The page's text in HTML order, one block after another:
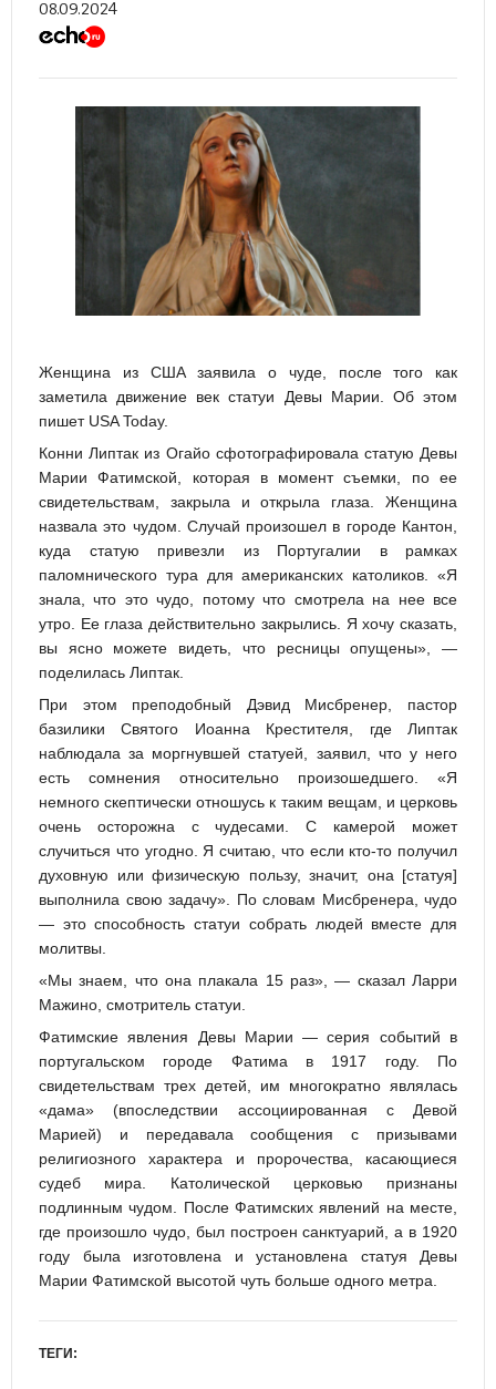
08.09.2024
Женщина из США заявила о чуде, после того как
заметила движение век статуи Девы Марии. Об этом
пишет USA Today.
Конни Липтак из Огайо сфотографировала статую Девы
Марии Фатимской, которая в момент съемки, по ее
свидетельствам, закрыла и открыла глаза. Женщина
назвала это чудом. Случай произошел в городе Кантон,
куда статую привезли из Португалии в рамках
паломнического тура для американских католиков. «Я
знала, что это чудо, потому что смотрела на нее все
утро. Ее глаза действительно закрылись. Я хочу сказать,
вы ясно можете видеть, что ресницы опущены», —
поделилась Липтак.
При этом преподобный Дэвид Мисбренер, пастор
базилики Святого Иоанна Крестителя, где Липтак
наблюдала за моргнувшей статуей, заявил, что у него
есть сомнения относительно произошедшего. «Я
немного скептически отношусь к таким вещам, и церковь
очень осторожна с чудесами. С камерой может
случиться что угодно. Я считаю, что если кто-то получил
духовную или физическую пользу, значит, она [статуя]
выполнила свою задачу». По словам Мисбренера, чудо
— это способность статуи собрать людей вместе для
молитвы.
«Мы знаем, что она плакала 15 раз», — сказал Ларри
Мажино, смотритель статуи.
Фатимские явления Девы Марии — серия событий в
португальском городе Фатима в 1917 году. По
свидетельствам трех детей, им многократно являлась
«дама» (впоследствии ассоциированная с Девой
Марией) и передавала сообщения с призывами
религиозного характера и пророчества, касающиеся
судеб мира. Католической церковью признаны
подлинным чудом. После Фатимских явлений на месте,
где произошло чудо, был построен санктуарий, а в 1920
году была изготовлена и установлена статуя Девы
Марии Фатимской высотой чуть больше одного метра.
ТЕГИ: